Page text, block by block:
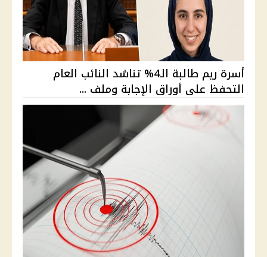
أسرة ريم طالبة الـ4% تناشد النائب العام
التحفظ على أوراق الإجابة وملف ...